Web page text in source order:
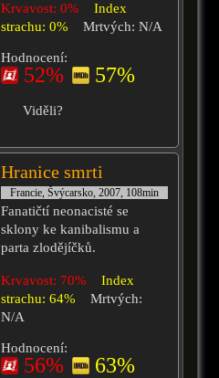
Krvavost: 0%
Index
strachu: 0%
Mrtvých: N/A
Hodnocení:
52% 57%
Viděli?
Hranice smrti
Francie, Švýcarsko, 2007, 108min
Fanatičtí neonacisté se
sklony ke kanibalismu a
parta zlodějíčků.
Krvavost: 70%
Index
strachu: 64%
Mrtvých:
N/A
Hodnocení:
56% 63%